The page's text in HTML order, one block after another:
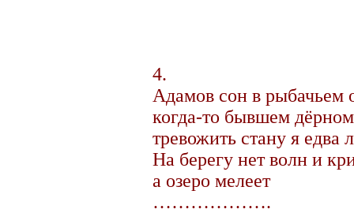
4.
Адамов сон в рыбачьем
когда-то бывшем
тревожить стану я едва
На берегу нет волн и
а озеро мелеет
……………….